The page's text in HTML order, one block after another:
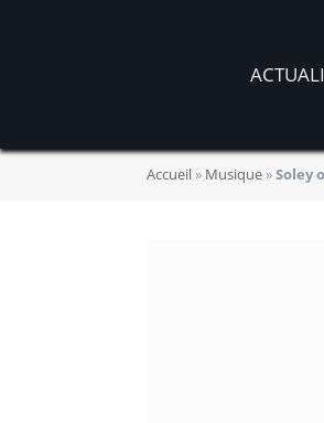
Accueil » Musique »Soley